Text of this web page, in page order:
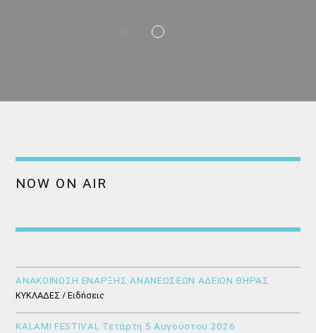
NOW ON AIR
ΑΝΑΚΟΙΝΩΣΗ ΕΝΑΡΞΗΣ ΑΝΑΝΕΩΣΕΩΝ ΑΔΕΙΩΝ ΘΗΡΑΣ
ΚΥΚΛΑΔΕΣ / Ειδήσεις
KALAMI FESTIVAL Τετάρτη 5 Αυγούστου 2026